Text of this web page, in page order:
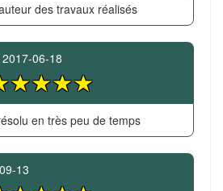
des travaux réalisés
2017-06-18
en très peu de temps
13